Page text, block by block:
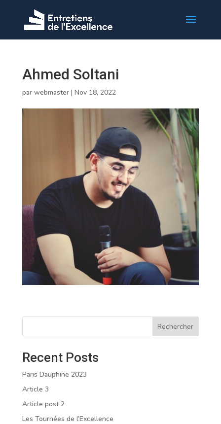
Ahmed Soltani
par webmaster| Nov 18, 2022
Rechercher
Recent Posts
Paris Dauphine 2023
Article 3
Article post 2
Les Tournées de l’Excellence